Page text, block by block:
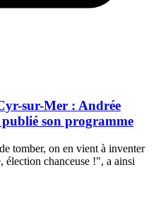
sur-Mer : Andrée
publié son programme
tomber, on en vient à inventer
élection chanceuse !", a ainsi